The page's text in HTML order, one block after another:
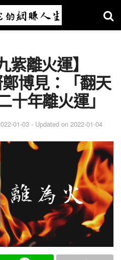
紫離火運】
博見：「翻天
十年離火運」
01-03 - Updated on 2022-01-04